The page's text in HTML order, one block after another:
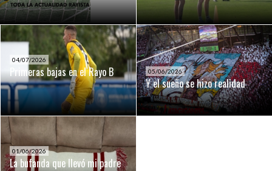
04/07/2026
Primeras bajas en el Rayo B 05/06/2026
Y el sueño se hizo realidad
01/06/2026
La bufanda que llevó mi padre